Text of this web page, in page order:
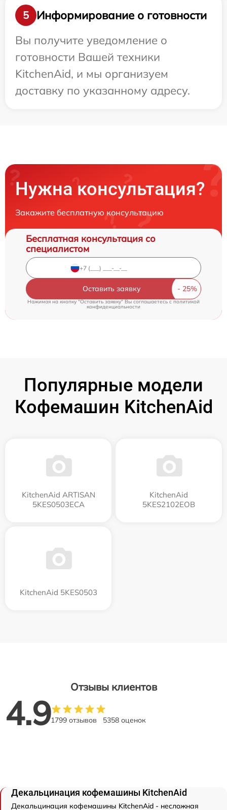
5
Информирование о готовности
Вы получите уведомление о
готовности Вашей техники
KitchenAid, и мы организуем
доставку по указанному адресу.
Нужна консультация?
Закажите бесплатную консультацию
Бесплатная консультация со
специалистом
Оставить заявку
Нажимая на кнопку "Оставить заявку" Вы соглашаетесь cполитикой
конфиденциальности
Популярные модели
Кофемашин KitchenAid
KitchenAid ARTISAN
5KES0503ECA
KitchenAid
5KES2102EOB
KitchenAid 5KES0503
Отзывы клиентов
4.91799 отзывов 5358 оценок
Декальцинация кофемашины KitchenAid
Декальцинация кофемашины KitchenAid - несложная